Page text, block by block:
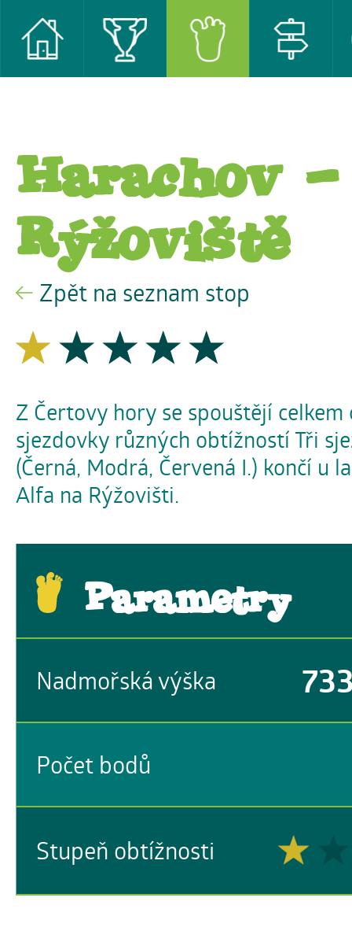
Harachov -
Rýžoviště
Zpět na seznam stop
Z Čertovy hory se spouštějí
sjezdovky různých obtížností Tři
(Černá, Modrá, Červená I.) končí u
Alfa na Rýžovišti.
Parametry
Nadmořská výška
Počet bodů
Stupeň obtížnosti